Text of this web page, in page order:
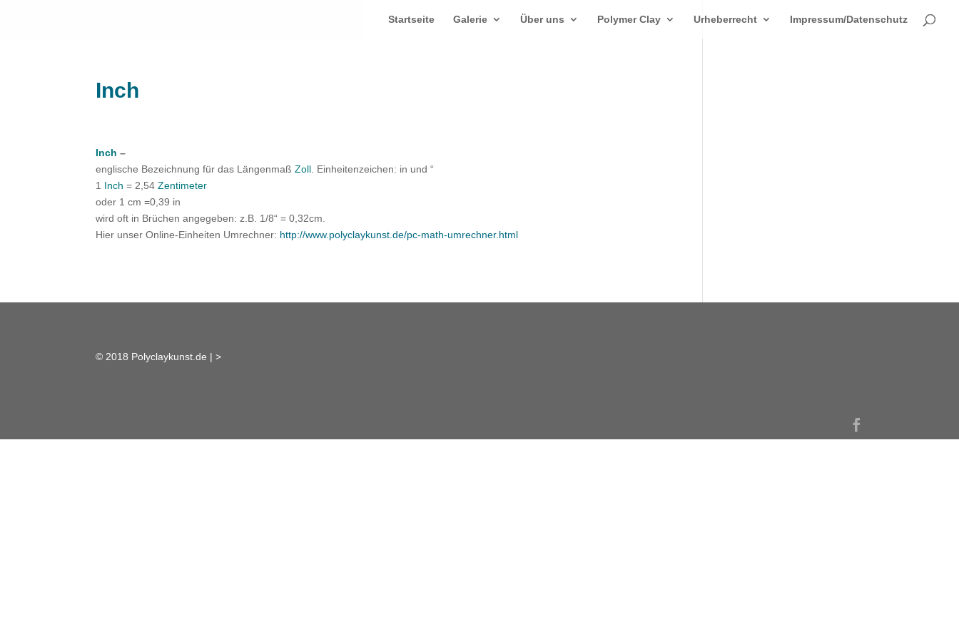
Startseite Galerie Über uns Polymer Clay Urheberrecht Impressum/Datenschutz
Inch
Inch –
englische Bezeichnung für das LängenmaßZoll . Einheitenzeichen: in und “
1 Inch = 2,54Zentimeter
oder 1 cm =0,39 in
wird oft in Brüchen angegeben: z.B. 1/8“ = 0,32cm.
Hier unser Online-Einheiten Umrechner: http://www.polyclaykunst.de/pc-math-umrechner.html
© 2018 Polyclaykunst.de |>